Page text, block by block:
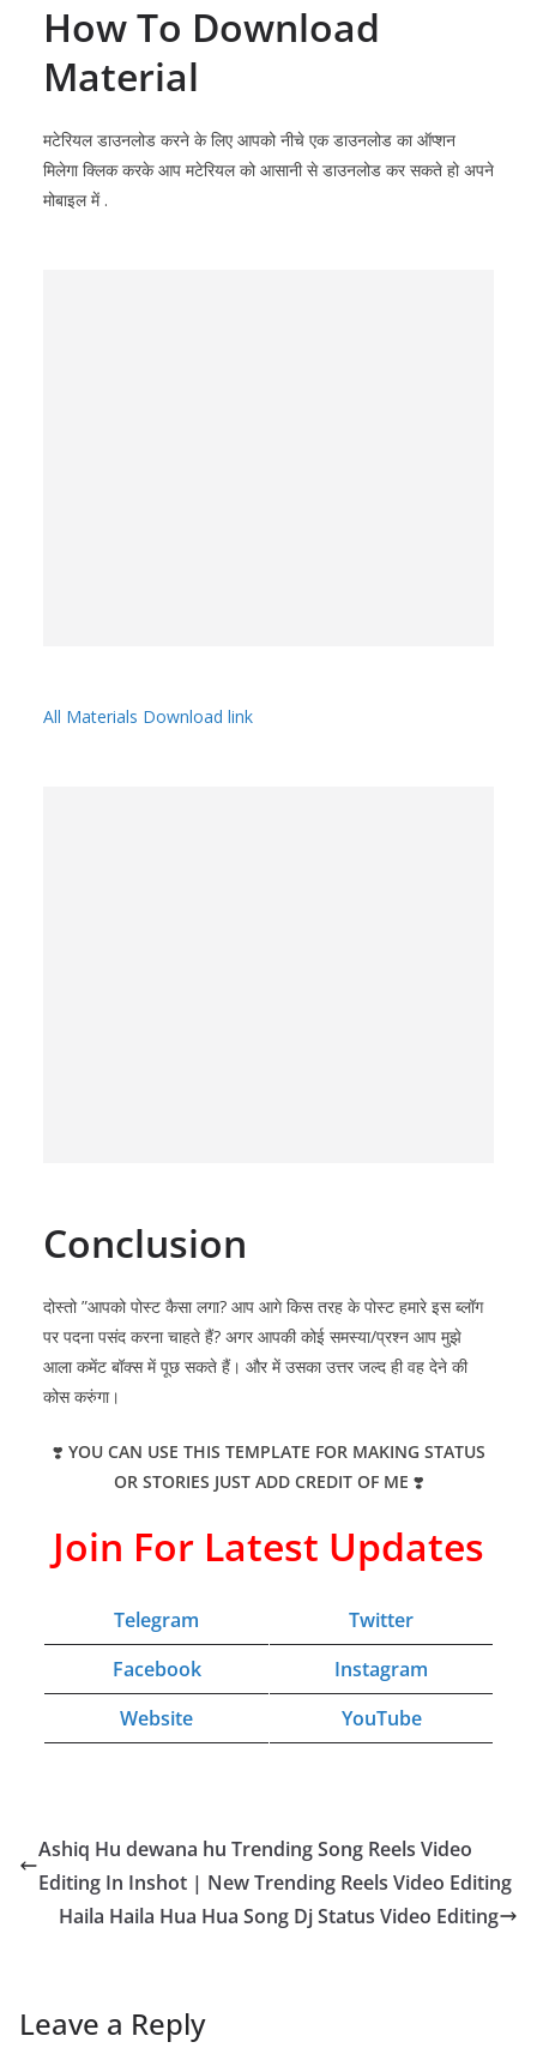
How To Download
Material
मटेरियल डाउनलोड करने के लिए आपको नीचे एक डाउनलोड का ऑप्शन
मिलेगा क्लिक करके आप मटेरियल को आसानी से डाउनलोड कर सकते हो अपने
मोबाइल में .
All Materials Download link
Conclusion
दोस्तो ”आपको पोस्ट कैसा लगा? आप आगे किस तरह के पोस्ट हमारे इस ब्लॉग
पर पदना पसंद करना चाहते हैं? अगर आपकी कोई समस्या/प्रश्न आप मुझे
आला कमेंट बॉक्स में पूछ सकते हैं। और में उसका उत्तर जल्द ही वह देने की
कोस करुंगा।
❣️ YOU CAN USE THIS TEMPLATE FOR MAKING STATUS
OR STORIES JUST ADD CREDIT OF ME ❣️
Join For Latest Updates
Telegram
Twitter
Facebook
Instagram
Website
YouTube
Ashiq Hu dewana hu Trending Song Reels Video
Editing In Inshot | New Trending Reels Video Editing
Haila Haila Hua Hua Song Dj Status Video Editing
Leave a Reply